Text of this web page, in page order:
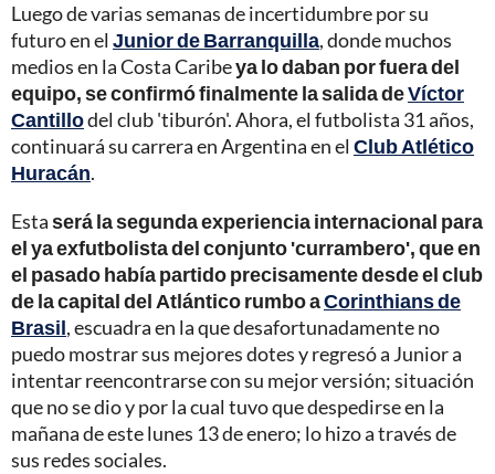
Luego de varias semanas de incertidumbre por su
futuro en el Junior de Barranquilla, donde muchos
medios en la Costa Caribeya lo daban por fuera del
equipo, se confirmó finalmente la salida deVíctor
Cantillodel club 'tiburón'. Ahora, el futbolista 31 años,
continuará su carrera en Argentina en el Club Atlético
Huracán.
Estaserá la segunda experiencia internacional para
el ya exfutbolista del conjunto 'currambero', que en
el pasado había partido precisamente desde el club
de la capital del Atlántico rumbo aCorinthians de
Brasil, escuadra en la que desafortunadamente no
puedo mostrar sus mejores dotes y regresó a Junior a
intentar reencontrarse con su mejor versión; situación
que no se dio y por la cual tuvo que despedirse en la
mañana de este lunes 13 de enero; lo hizo a través de
sus redes sociales.